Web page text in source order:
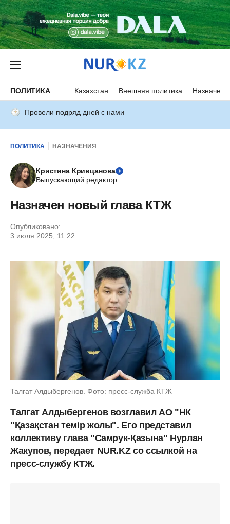
ПОЛИТИКА Казахстан Внешняя политика
Провели подряд дней с нами
ПОЛИТИКА НАЗНАЧЕНИЯ
Кристина Кривцанова
Выпускающий редактор
Назначен новый глава КТЖ
Опубликовано:
3 июля 2025, 11:22
Талгат Алдыбергенов. Фото: пресс-служба КТЖ
Талгат Алдыбергенов возглавил АО "НК
"Қазақстан темір жолы". Его представил
коллективу глава "Самрук-Қазына" Нурлан
Жакупов, передает NUR.KZ со ссылкой на
пресс-службу КТЖ.